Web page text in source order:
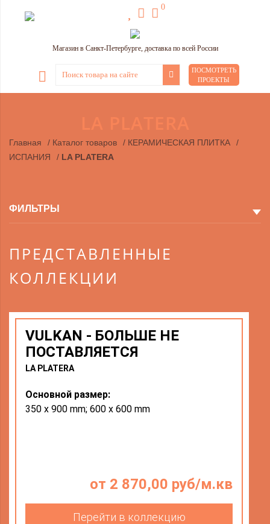
0
Магазин в Санкт-Петербурге, доставка по всей России
ПОСМОТРЕТЬ
ПРОЕКТЫ
Главная / Каталог товаров / КЕРАМИЧЕСКАЯ ПЛИТКА
/
ИСПАНИЯ
/ LA PLATERA
ФИЛЬТРЫ
ПРЕДСТАВЛЕННЫЕ
КОЛЛЕКЦИИ
VULKAN - БОЛЬШЕ НЕ
ПОСТАВЛЯЕТСЯ
LA PLATERA
от 2 870,00 руб/м.кв
Перейти в коллекцию
Основной размер:
350 x 900 mm; 600 x 600 mm